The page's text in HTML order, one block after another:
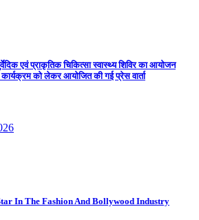
एवं प्राकृतिक चिकित्सा स्वास्थ्य शिविर का आयोजन
को लेकर आयोजित की गई प्रेस वार्ता
In The Fashion And Bollywood Industry